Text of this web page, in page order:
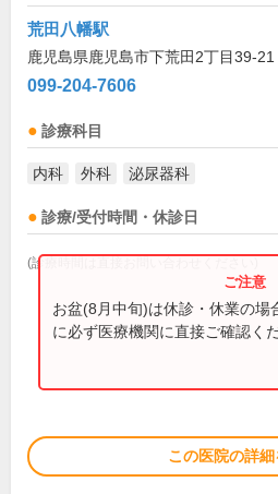
荒田八幡駅
鹿児島県鹿児島市下荒田2丁目39-21
099-204-7606
診療科目
内科 外科 泌尿器科
診療/受付時間・休診日
(診療時間は直接お問い合わせください)
お盆(8月中旬)は休診・休業の場
に必ず医療機関に直接ご確認くだ
この医院の詳細